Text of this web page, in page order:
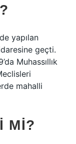
yapılan
geçti.
Muhassıllık
mahalli
MI?